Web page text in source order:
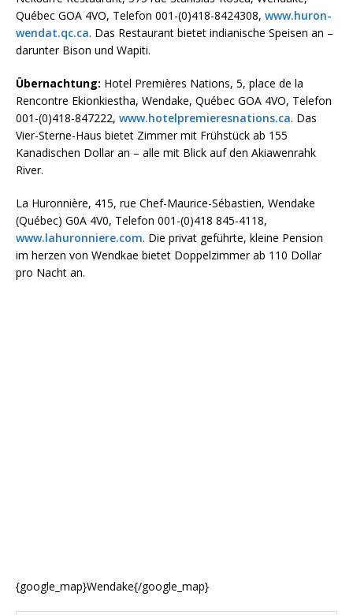
Québec GOA 4VO, Telefon 001-(0)418-8424308, www.huron-
wendat.qc.ca. Das Restaurant bietet indianische Speisen an –
darunter Bison und Wapiti.
Übernachtung: Hotel Premières Nations, 5, place de la
Rencontre Ekionkiestha, Wendake, Québec GOA 4VO, Telefon
001-(0)418-847222, www.hotelpremieresnations.ca. Das
Vier-Sterne-Haus bietet Zimmer mit Frühstück ab 155
Kanadischen Dollar an – alle mit Blick auf den Akiawenrahk
River.
La Huronnière, 415, rue Chef-Maurice-Sébastien, Wendake
(Québec) G0A 4V0, Telefon 001-(0)418 845-4118,
www.lahuronniere.com. Die privat geführte, kleine Pension
im herzen von Wendkae bietet Doppelzimmer ab 110 Dollar
pro Nacht an.
{google_map}Wendake{/google_map}